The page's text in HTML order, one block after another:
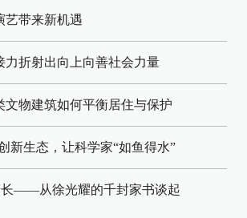
艺带来新机遇
力折射出向上向善社会力量
文物建筑如何平衡居住与保护
新生态，让科学家“如鱼得水”
长——从徐光耀的千封家书谈起